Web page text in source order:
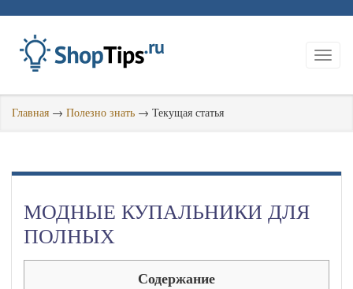
Главная → Полезно знать → Текущая статья
МОДНЫЕ КУПАЛЬНИКИ ДЛЯ
ПОЛНЫХ
Содержание